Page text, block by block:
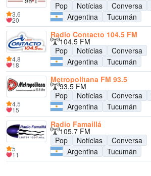
Pop
Notícias Conversa
Argentina
Tucumán
3.6
20
Radio Contacto 104.5 FM
104.5 FM
Pop
Notícias
Conversa
Argentina
Tucumán
4.8
18
Metropolitana FM 93.5
93.5 FM
Pop
Notícias Conversa
Argentina
Tucumán
4.5
15
Radio Famaillá
105.7 FM
Pop
Notícias
Conversa
Argentina
Tucumán
5
11